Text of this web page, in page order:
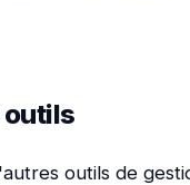
outils de